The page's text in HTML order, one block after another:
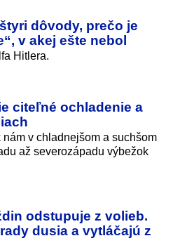
dôvody, prečo je
v akej ešte nebol
Hitlera.
citeľné ochladenie a
v chladnejšom a suchšom
až severozápadu výbežok
odstupuje z volieb.
dusia a vytláčajú z